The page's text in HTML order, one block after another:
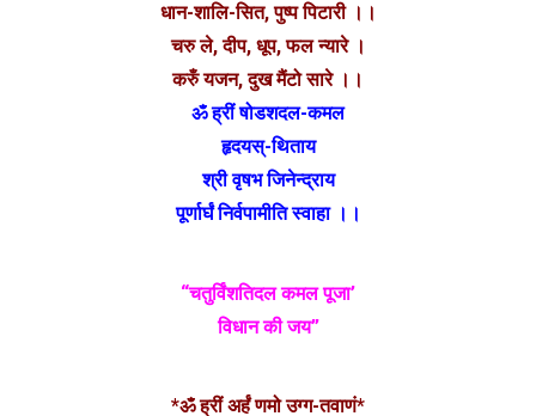
धान-शालि-सित, पुष्प पिटारी ।।
चरु ले, दीप, धूप, फल न्यारे ।
करुँ यजन, दुख मैंटो सारे ।।
ॐ ह्रीं षोडशदल-कमल
हृदयस्-थिताय
श्री वृषभ जिनेन्द्राय
पूर्णार्घं निर्वपामीति स्वाहा ।।
“चतुर्विंशतिदल कमल पूजा’
विधान की जय”
*ॐ ह्रीं अर्हं णमो उग्ग-तवाणं*